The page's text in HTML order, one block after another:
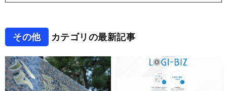
その他 カテゴリの最新記事